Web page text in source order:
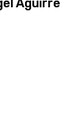
Aguirre